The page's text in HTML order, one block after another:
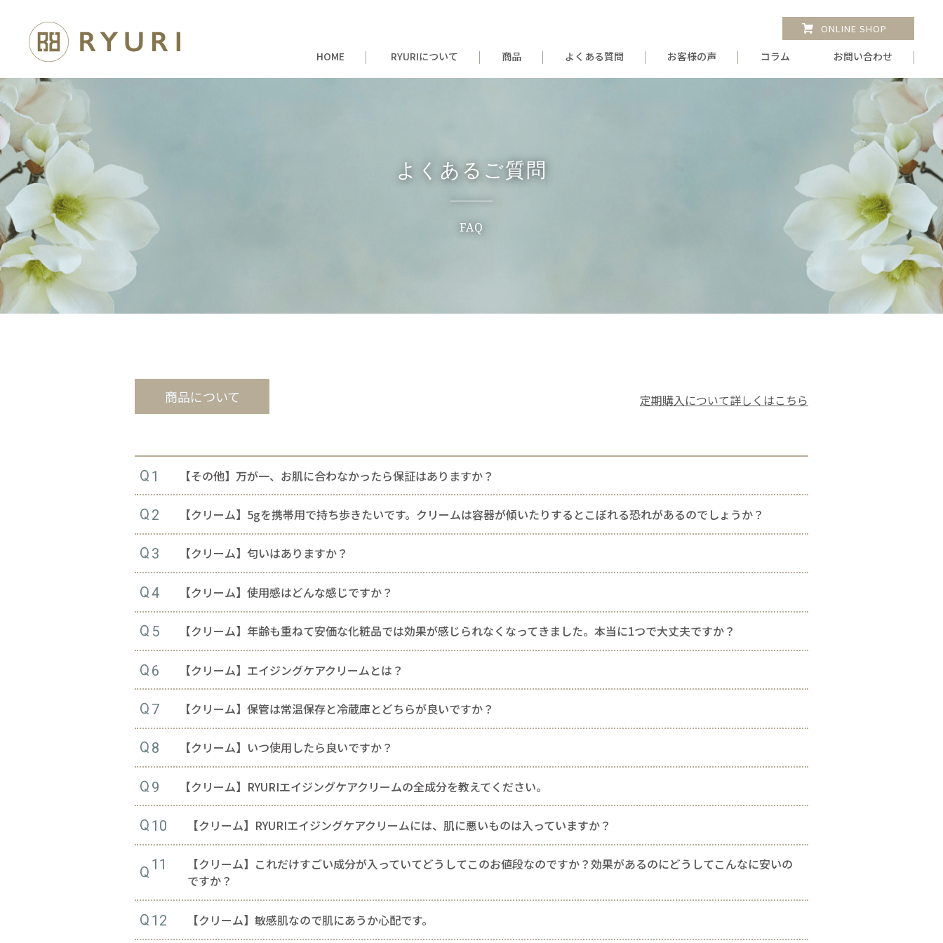
ONLINE SHOP
HOME RYURIについて 商品 よくある質問 お客様の声 コラム お問い合わせ
よくあるご質問
FAQ
定期購入について詳しくはこちら
商品について
1 【その他】万が一、お肌に合わなかったら保証はありますか？
2 【クリーム】5gを携帯用で持ち歩きたいです。クリームは容器が傾いたりするとこぼれる恐れがあるのでしょうか？
3 【クリーム】匂いはありますか？
4 【クリーム】使用感はどんな感じですか？
5 【クリーム】年齢も重ねて安価な化粧品では効果が感じられなくなってきました。本当に1つで大丈夫ですか？
6 【クリーム】エイジングケアクリームとは？
7 【クリーム】保管は常温保存と冷蔵庫とどちらが良いですか？
8 【クリーム】いつ使用したら良いですか？
9 【クリーム】RYURIエイジングケアクリームの全成分を教えてください。
10 【クリーム】RYURIエイジングケアクリームには、肌に悪いものは入っていますか？
11
【クリーム】これだけすごい成分が入っていてどうしてこのお値段なのですか？効果があるのにどうしてこんなに安いの
ですか？
12 【クリーム】敏感肌なので肌にあうか心配です。